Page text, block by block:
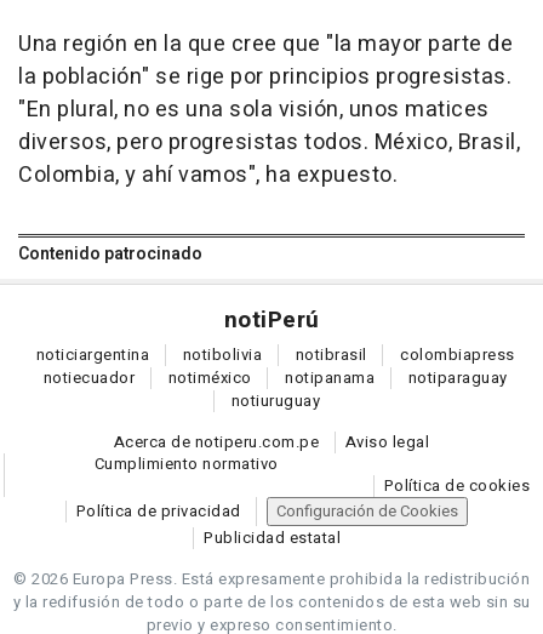
Una región en la que cree que "la mayor parte de
la población" se rige por principios progresistas.
"En plural, no es una sola visión, unos matices
diversos, pero progresistas todos. México, Brasil,
Colombia, y ahí vamos", ha expuesto.
Contenido patrocinado
notiPerú
noticiargentina notibolivia notibrasil colombiapress
notiecuador notiméxico notipanama notiparaguay
notiuruguay
Acerca de notiperu.com.pe
Aviso legal
Cumplimiento normativo
Política de cookies
Política de privacidad
Configuración de Cookies
Publicidad estatal
© 2026 Europa Press. Está expresamente prohibida la redistribución
y la redifusión de todo o parte de los contenidos de esta web sin su
previo y expreso consentimiento.